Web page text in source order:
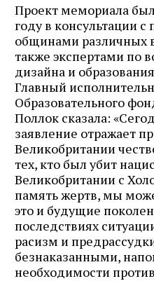
Проект мемориала
году в консультации
общинами различных
также экспертами по
дизайна и
Главный
Образовательного
Поллок сказала:
заявление отражает
Великобритании
тех, кто был убит
Великобритании с
память жертв, мы
это и будущие
последствиях
расизм и
безнаказанными,
необходимости